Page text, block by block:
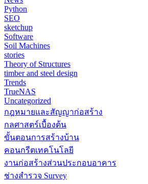
Python
SEO
sketchup
Software
Soil Machines
stories
Theory of Structures
timber and steel design
Trends
TrueNAS
Uncategorized
กฎหมายและสัญญาก่อสร้าง
กลศาสตร์เบื้องต้น
ขั้นตอนการสร้างบ้าน
คอนกรีตเทคโนโลยี
งานก่อสร้างส่วนประกอบอาคาร
ช่างสำรวจ Survey